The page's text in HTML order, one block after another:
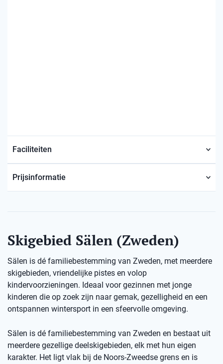
Faciliteiten
Prijsinformatie
Skigebied Sälen (Zweden)
Sälen is dé familiebestemming van Zweden, met meerdere
skigebieden, vriendelijke pistes en volop
kindervoorzieningen. Ideaal voor gezinnen met jonge
kinderen die op zoek zijn naar gemak, gezelligheid en een
ontspannen wintersport in een sfeervolle omgeving.
Sälen is dé familiebestemming van Zweden en bestaat uit
meerdere gezellige deelskigebieden, elk met hun eigen
karakter. Het ligt vlak bij de Noors-Zweedse grens en is